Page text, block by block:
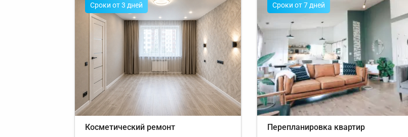
Cроки от 3 дней
Косметический ремонт
Cроки от 7 дней
Перепланировка квартир